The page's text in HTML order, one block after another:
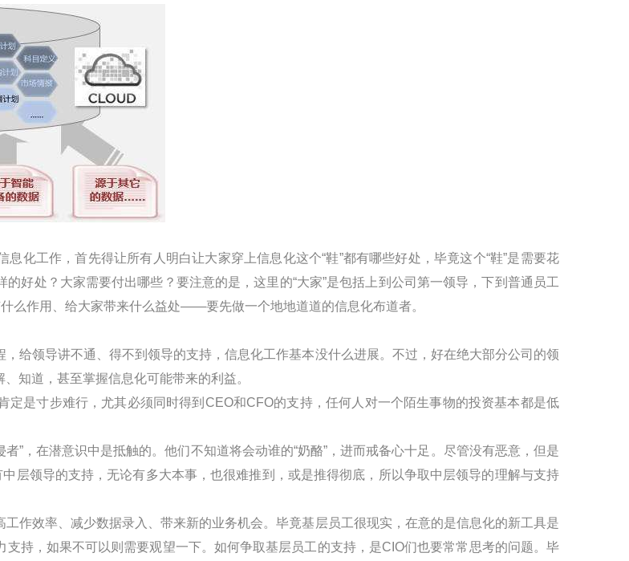
化工作，首先得让所有人明白让大家穿上信息化这个“鞋”都有哪些好处，毕竟这个“鞋”是需要花
好处？大家需要付出哪些？要注意的是，这里的“大家”是包括上到公司第一领导，下到普通员工
么作用、给大家带来什么益处——要先做一个地地道道的信息化布道者。
给领导讲不通、得不到领导的支持，信息化工作基本没什么进展。不过，好在绝大部分公司的领
知道，甚至掌握信息化可能带来的利益。
定是寸步难行，尤其必须同时得到 CEO和CFO的支持，任何人对一个陌生事物的投资基本都是低
”，在潜意识中是抵触的。他们不知道将会动谁的“奶酪”，进而戒备心十足。尽管没有恶意，但是
层领导的支持，无论有多大本事，也很难推到，或是推得彻底，所以争取中层领导的理解与支持
作效率、减少数据录入、带来新的业务机会。毕竟基层员工很现实，在意的是信息化的新工具是
持，如果不可以则需要观望一下。如何争取基层员工的支持，是CIO们也要常常思考的问题。毕